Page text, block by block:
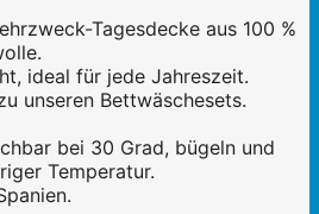
Tagesdecke aus 100 %
ideal für jede Jahreszeit.
unseren Bettwäschesets.
bei 30 Grad, bügeln und
Temperatur.